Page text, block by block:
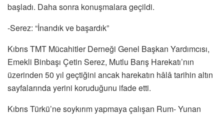
başladı. Daha sonra konuşmalara geçildi.
-Serez: “İnandık ve başardık”
Kıbrıs TMT Mücahitler Derneği Genel Başkan Yardımcısı,
Emekli Binbaşı Çetin Serez, Mutlu Barış Harekatı’nın
üzerinden 50 yıl geçtiğini ancak harekatın hâlâ tarihin altın
sayfalarında yerini koruduğunu ifade etti.
Kıbrıs Türkü’ne soykırım yapmaya çalışan Rum- Yunan